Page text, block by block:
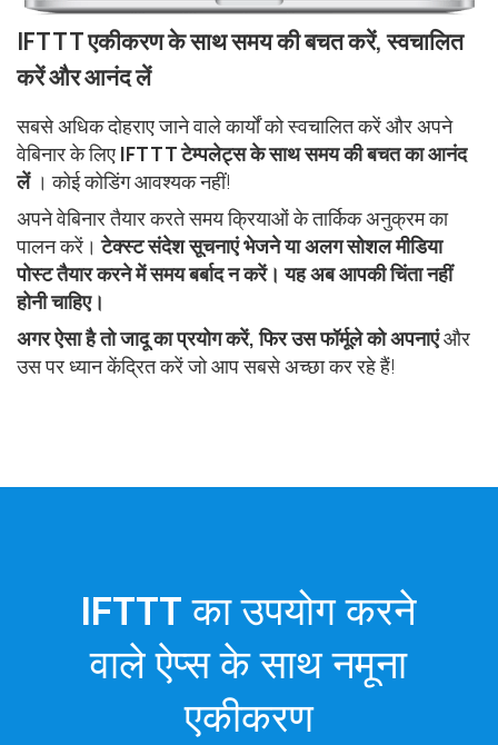
IFTTT एकीकरण के साथ समय की बचत करें, स्वचालित
करें और आनंद लें
सबसे अधिक दोहराए जाने वाले कार्यों को स्वचालित करें और अपने
वेबिनार के लिए IFTTT टेम्पलेट्स के साथ समय की बचत का आनंद
लें। कोई कोडिंग आवश्यक नहीं!
अपने वेबिनार तैयार करते समय क्रियाओं के तार्किक अनुक्रम का
पालन करें।टेक्स्ट संदेश सूचनाएं भेजने या अलग सोशल मीडिया
पोस्ट तैयार करने में समय बर्बाद न करें। यह अब आपकी चिंता नहीं
होनी चाहिए।
अगर ऐसा है तो जादू का प्रयोग करें, फिर उस फॉर्मूले को अपनाएंऔर
उस पर ध्यान केंद्रित करें जो आप सबसे अच्छा कर रहे हैं!
IFTTTका उपयोग करने
वाले ऐप्स के साथ नमूना
एकीकरण